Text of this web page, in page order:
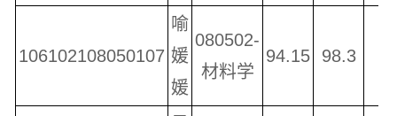
106102108050107
喻
媛
媛
080502-
材料学
94.15 98.3